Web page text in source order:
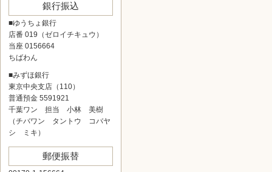
銀行振込
■ゆうちょ銀行
店番 019（ゼロイチキュウ）
当座 0156664
ちばわん
■みずほ銀行
東京中央支店（110）
普通預金 5591921
千葉ワン 担当 小林 美樹
（チバワン タントウ コバヤ
シ ミキ）
郵便振替